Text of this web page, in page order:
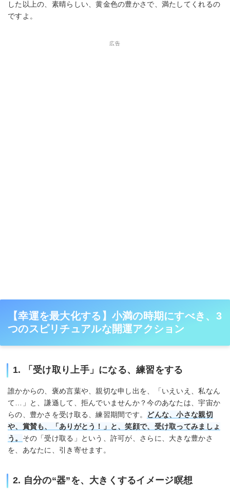
した以上の、素晴らしい、黄金色の豊かさで、満たしてくれるの
ですよ。
広告
【幸運を最大化する】小満の時期にすべき、3
つのスピリチュアルな開運アクション
1. 「受け取り上手」になる、練習をする
誰かからの、褒め言葉や、親切な申し出を、「いえいえ、私なん
て…」と、謙遜して、拒んでいませんか？今のあなたは、宇宙か
らの、豊かさを受け取る、練習期間です。
どんな、小さな親切
や、賞賛も、「ありがとう！」と、笑顔で、受け取ってみましょ
う。 その「受け取る」という、許可が、さらに、大きな豊かさ
を、あなたに、引き寄せます。
2. 自分の“器”を、大きくするイメージ瞑想